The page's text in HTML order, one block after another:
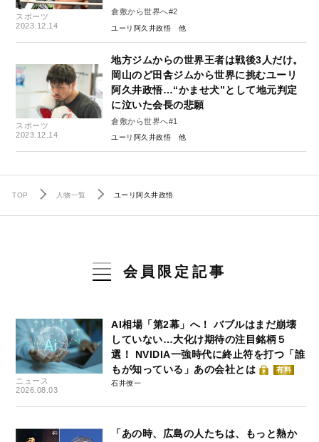
スポーツ
2023.12.14
倉敷から世界へ#2
ユーリ阿久井政悟
スポーツ
2023.12.14
地方ジムからの世界王者は戦後3人だけ。
岡山のど田舎ジムから世界に挑むユーリ
阿久井政悟…“かませ犬”として地元判定
に泣いた会長の悲願
倉敷から世界へ#1
ユーリ阿久井政悟
TOP 人物一覧 ユーリ阿久井政悟
会員限定記事
ニュース
2026.08.03
AI相場「第2幕」へ！ バブルはまだ崩壊
していない…大化け期待の注目銘柄５
選！ NVIDIA一強時代に終止符を打つ「誰
もが知っている」あの会社とは
有料
石井僚一
「あの時、広島の人たちは、もっと熱か